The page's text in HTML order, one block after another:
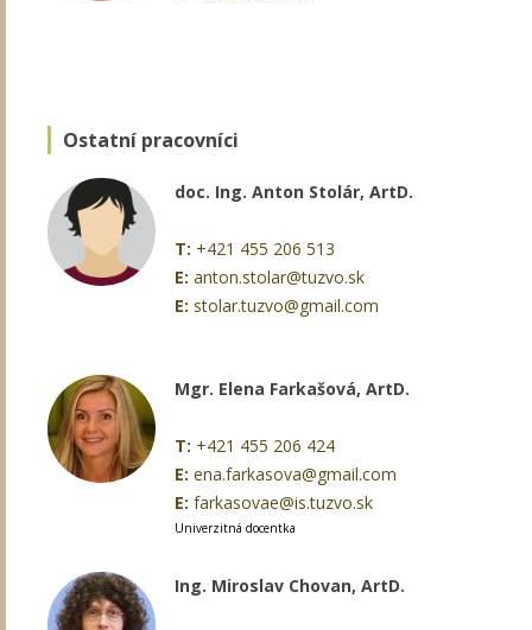
Ostatní pracovníci
doc. Ing. Anton Stolár, ArtD.
T: +421 455 206 513
E: anton.stolar@tuzvo.sk
E: stolar.tuzvo@gmail.com
Mgr. Elena Farkašová, ArtD.
T: +421 455 206 424
E: ena.farkasova@gmail.com
E: farkasovae@is.tuzvo.sk
Univerzitná docentka
Ing. Miroslav Chovan, ArtD.